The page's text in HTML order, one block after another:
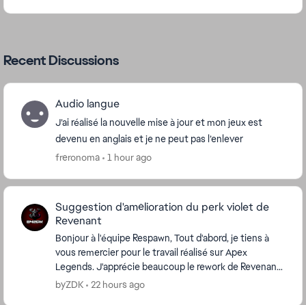
Recent Discussions
Audio langue
J’ai réalisé la nouvelle mise à jour et mon jeux est
devenu en anglais et je ne peut pas l’enlever
freronoma
1 hour ago
Suggestion d'amélioration du perk violet de
Revenant
Bonjour à l'équipe Respawn, Tout d'abord, je tiens à
vous remercier pour le travail réalisé sur Apex
Legends. J'apprécie beaucoup le rework de Revenant
et je pense que ses capacités sont aujourd'hui...
byZDK 22 hours ago